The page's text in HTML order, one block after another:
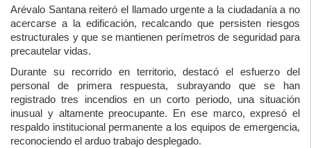
Arévalo Santana reiteró el llamado urgente a la ciudadanía a no
acercarse a la edificación, recalcando que persisten riesgos
estructurales y que se mantienen perímetros de seguridad para
precautelar vidas.
Durante su recorrido en territorio, destacó el esfuerzo del
personal de primera respuesta, subrayando que se han
registrado tres incendios en un corto periodo, una situación
inusual y altamente preocupante. En ese marco, expresó el
respaldo institucional permanente a los equipos de emergencia,
reconociendo el arduo trabajo desplegado.